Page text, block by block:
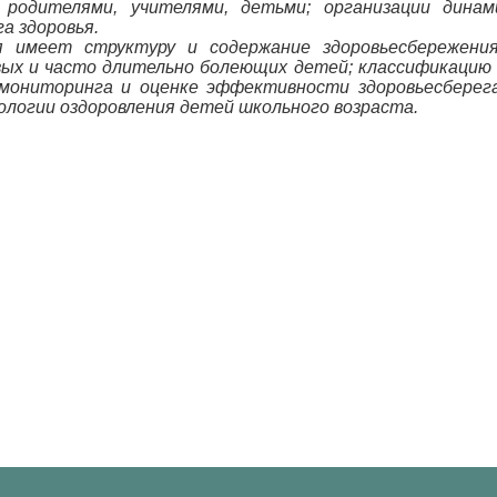
учителями, детьми; организации
здоровья.
имеет структуру и содержание
и частодлительно болеющих детей; классификацию
и оценке эффективности
оздоровления детей школьного возраста.